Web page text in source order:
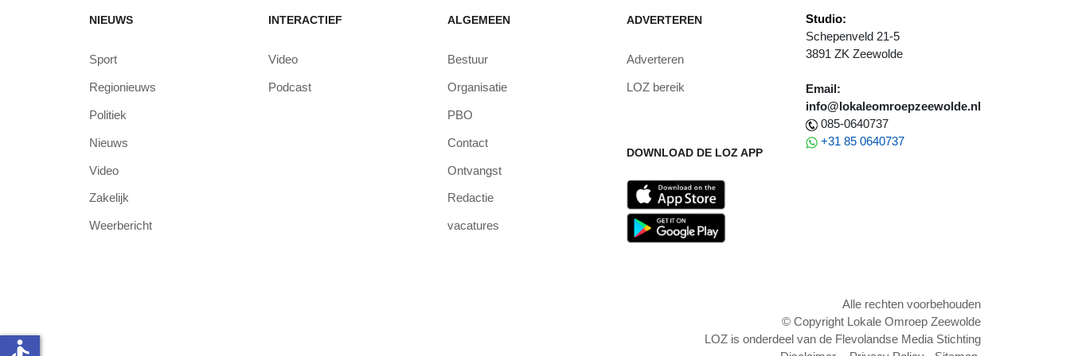
NIEUWS
Sport
Regionieuws
Politiek
Nieuws
Video
Zakelijk
Weerbericht
INTERACTIEF
Video
Podcast
ALGEMEEN
Bestuur
Organisatie
PBO
Contact
Ontvangst
Redactie
vacatures
ADVERTEREN
Adverteren
LOZ bereik
DOWNLOAD DE LOZ APP
Studio:
Schepenveld 21-5
3891 ZK Zeewolde
Email:
info@lokaleomroepzeewolde.nl
085-0640737
+31 85 0640737
Alle rechten voorbehouden
© Copyright Lokale Omroep Zeewolde
LOZ is onderdeel van de Flevolandse Media Stichting